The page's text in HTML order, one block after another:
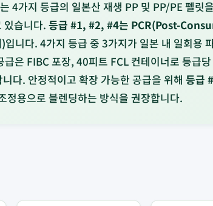
는 4가지 등급의 일본산 재생 PP 및 PP/PE 펠릿
있습니다. 등급 #1, #2, #4는 PCR(Post-
입니다. 4가지 등급 중 3가지가 일본 내 일회용
은 FIBC 포장, 40피트 FCL 컨테이너로 등급
다. 안정적이고 확장 가능한 공급을 위해 등급
용으로 블렌딩하는 방식을 권장합니다.